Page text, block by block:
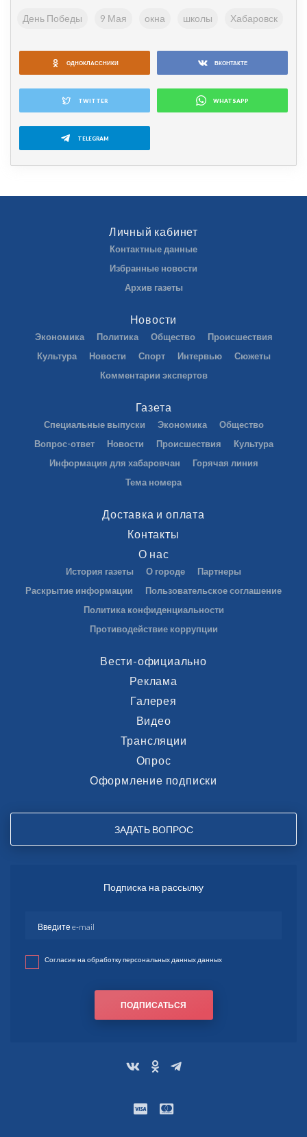
День Победы 9 Мая окна школы Хабаровск
ОДНОКЛАССНИКИ ВКОНТАКТЕ
TWITTER WHATSAPP
TELEGRAM
Личный кабинет
Контактные данные
Избранные новости
Архив газеты
Новости
Экономика Политика Общество
Происшествия
Культура
Новости Спорт Интервью
Сюжеты
Комментарии экспертов
Газета
Специальные выпуски Экономика
Общество
Вопрос-ответ
Новости Происшествия
Культура
Информация для хабаровчан
Горячая линия
Тема номера
Доставка и оплата
Контакты
О нас
История газеты О городе
Партнеры
Раскрытие информации
Пользовательское соглашение
Политика конфиденциальности
Противодействие коррупции
Вести-официально
Реклама
Галерея
Видео
Трансляции
Опрос
Оформление подписки
ЗАДАТЬ ВОПРОС
Подписка на рассылку
Согласие на обработку персональных данных данных
ПОДПИСАТЬСЯ